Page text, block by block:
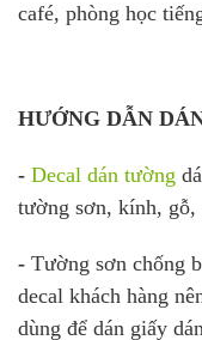
café, phòng học
HƯỚNG DẪN
- Decal dán tường
tường sơn, kính, gỗ,
- Tường sơn chống
decal khách hàng
dùng để dán giấy